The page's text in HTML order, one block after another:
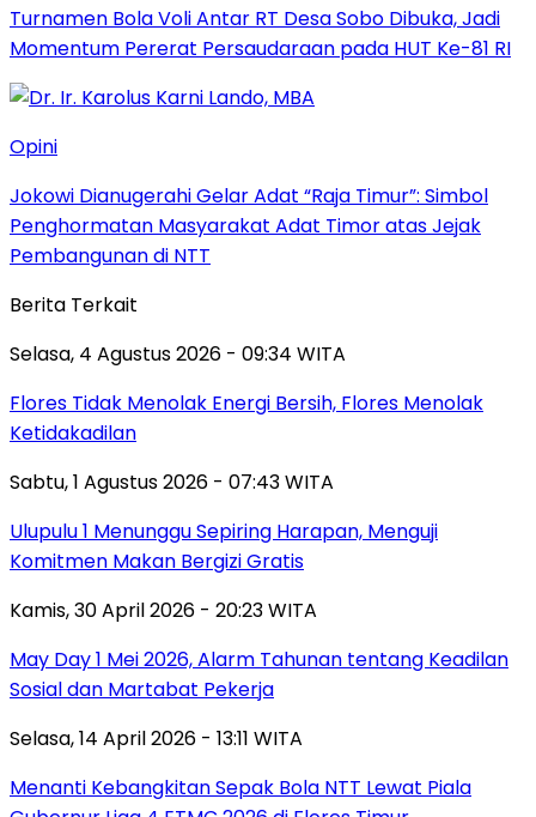
Turnamen Bola Voli Antar RT Desa Sobo Dibuka, Jadi
Momentum Pererat Persaudaraan pada HUT Ke-81 RI
Opini
Jokowi Dianugerahi Gelar Adat “Raja Timur”: Simbol
Penghormatan Masyarakat Adat Timor atas Jejak
Pembangunan di NTT
Berita Terkait
Selasa, 4 Agustus 2026 - 09:34 WITA
Flores Tidak Menolak Energi Bersih, Flores Menolak
Ketidakadilan
Sabtu, 1 Agustus 2026 - 07:43 WITA
Ulupulu 1 Menunggu Sepiring Harapan, Menguji
Komitmen Makan Bergizi Gratis
Kamis, 30 April 2026 - 20:23 WITA
May Day 1 Mei 2026, Alarm Tahunan tentang Keadilan
Sosial dan Martabat Pekerja
Selasa, 14 April 2026 - 13:11 WITA
Menanti Kebangkitan Sepak Bola NTT Lewat Piala